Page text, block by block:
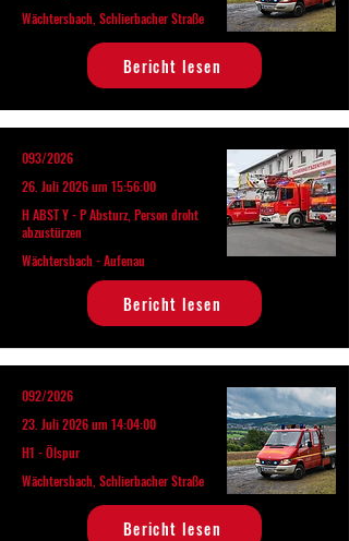
Wächtersbach, Schlierbacher Straße
Bericht lesen
093/2026
26. Juli 2026 um 15:56:00
H ABST Y - P Absturz, Person droht
abzustürzen
Wächtersbach - Aufenau
Bericht lesen
092/2026
23. Juli 2026 um 14:04:00
H1 - Ölspur
Wächtersbach, Schlierbacher Straße
Bericht lesen